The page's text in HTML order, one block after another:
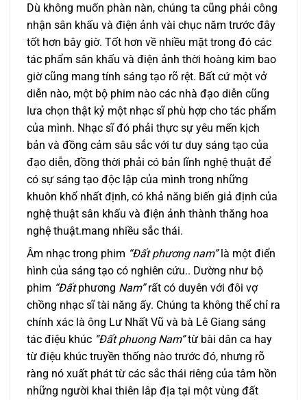
Dù không muốn phàn nàn, chúng ta cũng phải công
nhận sân khấu và điện ảnh vài chục năm trước đây
tốt hơn bây giờ. Tốt hơn về nhiều mặt trong đó các
tác phẩm sân khấu và điện ảnh thời hoàng kim bao
giờ cũng mang tính sáng tạo rõ rệt. Bất cứ một vở
diễn nào, một bộ phim nào các nhà đạo diễn cũng
lưa chọn thật kỷ một nhạc sĩ phù hợp cho tác phẩm
của mình. Nhạc sĩ đó phải thực sự yêu mến kịch
bản và đồng cảm sâu sắc với tư duy sáng tạo của
đạo diễn, đồng thời phải có bản lĩnh nghệ thuật để
có sự sáng tạo độc lập của mình trong những
khuôn khổ nhất định, có khả năng biến giả định của
nghệ thuật sân khấu và điện ảnh thành thăng hoa
nghệ thuật.mang nhiều sắc thái.
Âm nhạc trong phim “Đất phương nam”là một điển
hình của sáng tạo có nghiên cứu.. Dường như bộ
phim “Đấtphương Nam”rất có duyên với đôi vợ
chồng nhạc sĩ tài năng ấy. Chúng ta không thể chỉ ra
chính xác là ông Lư Nhất Vũ và bà Lê Giang sáng
tác điệu khúc “Đất phuong Nam”từ bài dân ca hay
từ điệu khúc truyền thống nào trước đó, nhưng rõ
ràng nó xuất phát từ các sắc thái riêng của tâm hồn
những người khai thiên lâp địa tại một vùng đất